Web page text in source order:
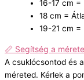
16-17 cm =
18 cm =
19-21 cm
📏 Segítség a
A csuklócsontod és
méreted. Kérlek a